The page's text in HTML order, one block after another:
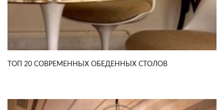
ТОП 20 СОВРЕМЕННЫХ ОБЕДЕННЫХ СТОЛОВ